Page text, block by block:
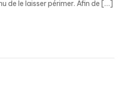
de le laisser périmer. Afin de […]